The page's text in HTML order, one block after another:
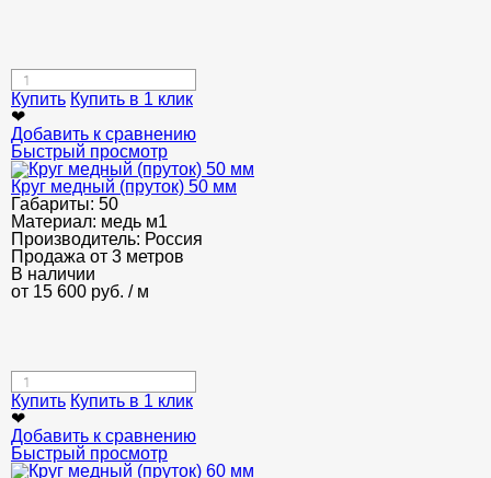
Купить Купить в 1 клик
❤
Добавить к сравнению
Быстрый просмотр
Круг медный (пруток) 50 мм
Габариты: 50
Материал: медь м1
Производитель: Россия
Продажа от 3 метров
В наличии
от 15 600 руб. / м
Купить Купить в 1 клик
❤
Добавить к сравнению
Быстрый просмотр